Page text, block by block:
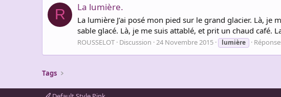
R La lumière.
La lumière J’ai posé mon pied sur le grand glacier. Là,
sable glacé. Là, je me suis attablé, et prit un chaud café.
ROUSSELOT Discussion 24 Novembre 2015 lumière
Tags